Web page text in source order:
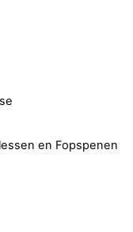
en Fopspenen